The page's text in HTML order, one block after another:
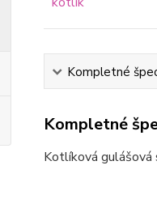
Kompletné
Kompletné
Kotlíková gulášová